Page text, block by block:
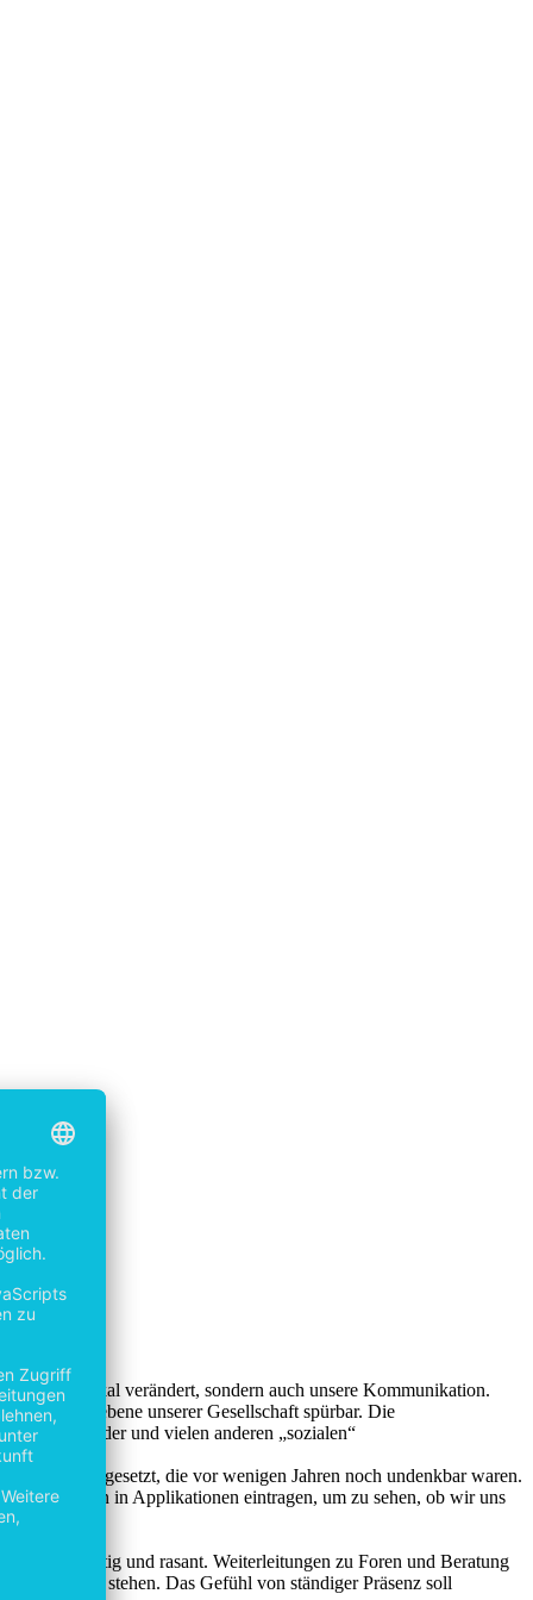
radikal verändert, sondern auch unsere Kommunikation.
unserer Gesellschaft spürbar. Die
Tinder und vielen anderen „sozialen“
eingesetzt, die vor wenigen Jahren noch undenkbar waren.
Mahlzeiten in Applikationen eintragen, um zu sehen, ob wir uns
blitzartig und rasant. Weiterleitungen zu Foren und Beratung
Seite zu stehen. Das Gefühl von ständiger Präsenz soll